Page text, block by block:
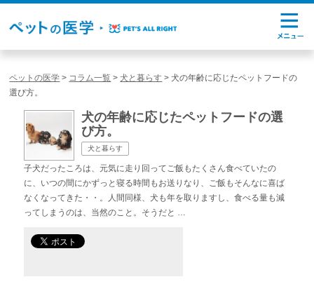
ペットの医学 > コラム一覧 >犬と暮らす >犬の年齢に応じたペットフードの
選び方。
犬の年齢に応じたペットフードの選
び方。
犬と暮らす
子犬だったころは、元気に走り回ってご飯もたくさん食べていたの
に、いつの間にかずっと寝る時間もお送りなり、ご飯もそんなに喜ば
なくなってきた・・。人間同様、犬も年を取りますし、食べる量も減
ってしまうのは、当然のこと。そうだと …